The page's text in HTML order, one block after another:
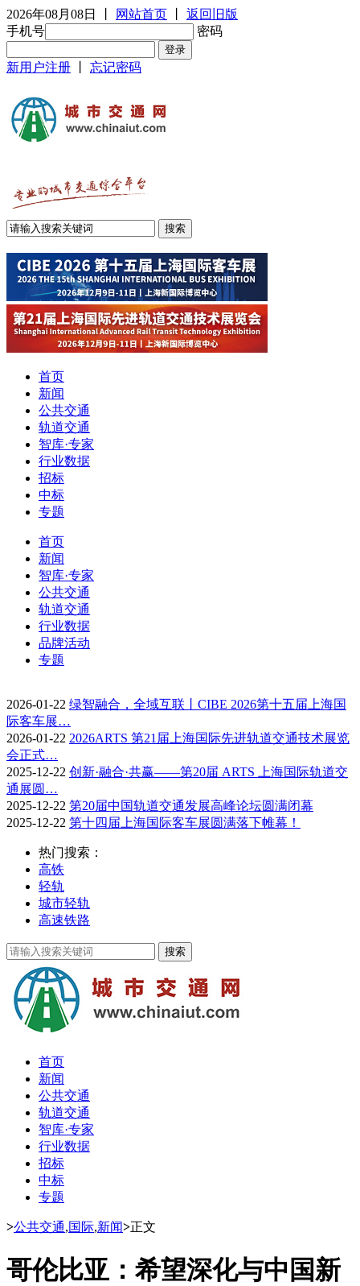
2026年08月08日 网站首页
返回旧版
手机号
密码
新用户注册 忘记密码
首页
新闻
公共交通
轨道交通
智库·专家
行业数据
招标
中标
专题
首页
新闻
智库·专家
公共交通
轨道交通
行业数据
品牌活动
专题
2026-01-22 绿智融合，全域互联丨CIBE 2026第十五届上海国
际客车展…
2026-01-22 2026ARTS 第21届上海国际先进轨道交通技术展览
会正式…
2025-12-22 创新·融合·共赢——第20届 ARTS 上海国际轨道交
通展圆…
2025-12-22 第20届中国轨道交通发展高峰论坛圆满闭幕
2025-12-22 第十四届上海国际客车展圆满落下帷幕！
热门搜索：
高铁
轻轨
城市轻轨
高速铁路
首页
新闻
公共交通
轨道交通
智库·专家
行业数据
招标
中标
专题
>公共交通,国际,新闻>正文
哥伦比亚：希望深化与中国新